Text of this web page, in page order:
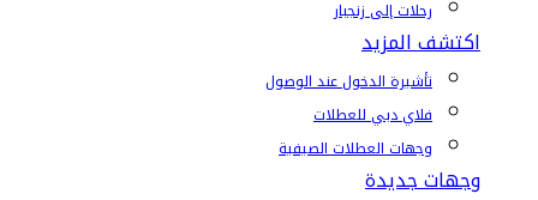
رحلات إلى زنجبار
اكتشف المزيد
تأشيرة الدخول عند الوصول
فلاي دبي للعطلات
وجهات العطلات الصيفية
وجهات جديدة